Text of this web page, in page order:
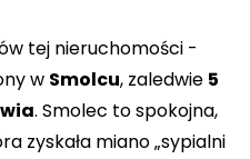
tej nieruchomości -
w Smolcu, zaledwie 5
. Smolec to spokojna,
zyskała miano „sypialni